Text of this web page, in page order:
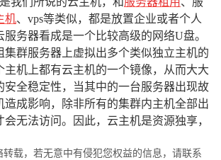
机、vps等类似，都是放置企业或者个人
服务器看成是一个比较高级的网络U盘。
集群服务器上虚拟出多个类似独立主机的
主机上都有云主机的一个镜像，从而大大
安全稳定性，当其中的一台服务器出现故
造成影响，除非所有的集群内主机全部出
无法访问。因此，云主机是资源独享，
转载，若无意中有侵犯您权益的信息，请联系